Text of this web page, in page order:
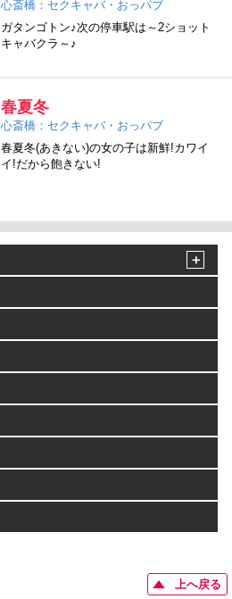
心斎橋：セクキャバ・おっパブ
ガタンゴトン♪次の停車駅は～2ショット
キャバクラ～♪
春夏冬
心斎橋：セクキャバ・おっパブ
春夏冬(あきない)の女の子は新鮮!カワイ
イ!だから飽きない!
上へ戻る